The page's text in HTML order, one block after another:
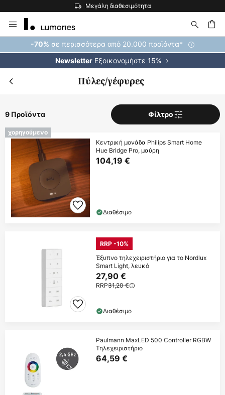
Μεγάλη διαθεσιμότητα
Μετάβαση
στο
περιεχόμενο
-70% σε περισσότερα από 20.000 προϊόντα*
Newsletter Εξοικονομήστε 15%
Πύλες/γέφυρες
9 Προϊόντα Φίλτρο
χορηγούμενο
Κεντρική μονάδα Philips Smart Home
Hue Bridge Pro, μαύρη
104,19 €
Διαθέσιμο
RRP -10%
Έξυπνο τηλεχειριστήριο για το Nordlux
Smart Light, λευκό
27,90 €
RRP31,20 €
Διαθέσιμο
Paulmann MaxLED 500 Controller RGBW
Τηλεχειριστήριο
64,59 €